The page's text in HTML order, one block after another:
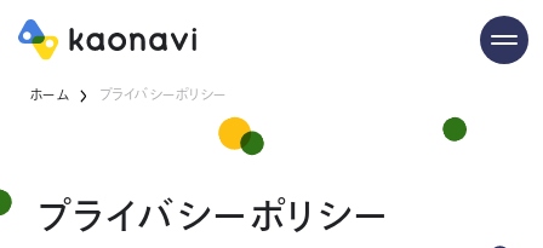
ホーム プライバシーポリシー
プライバシーポリシー